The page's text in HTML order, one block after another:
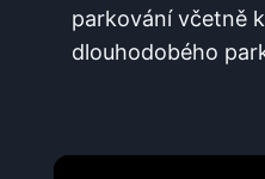
parkování včetně
⁤dlouhodobého